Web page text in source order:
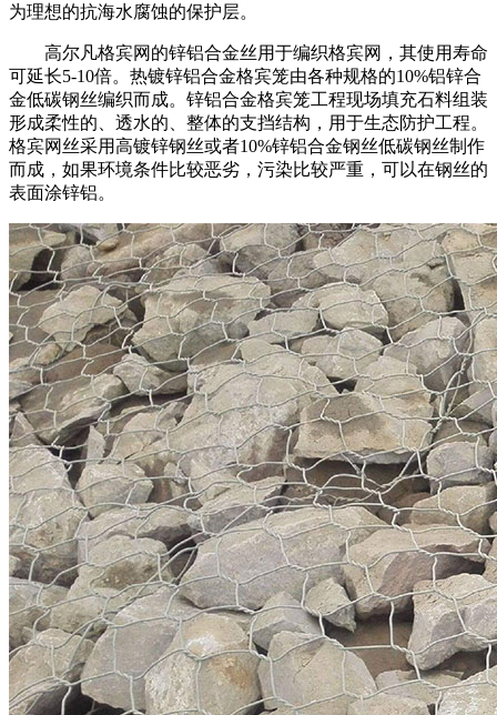
为理想的抗海水腐蚀的保护层。
高尔凡格宾网的锌铝合金丝用于编织格宾网，其使用寿命
可延长5-10倍。热镀锌铝合金格宾笼由各种规格的10%铝锌合
金低碳钢丝编织而成。锌铝合金格宾笼工程现场填充石料组装
形成柔性的、透水的、整体的支挡结构，用于生态防护工程。
格宾网丝采用高镀锌钢丝或者10%锌铝合金钢丝低碳钢丝制作
而成，如果环境条件比较恶劣，污染比较严重，可以在钢丝的
表面涂锌铝。